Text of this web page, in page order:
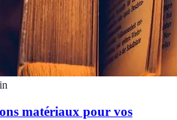
matériaux pour vos